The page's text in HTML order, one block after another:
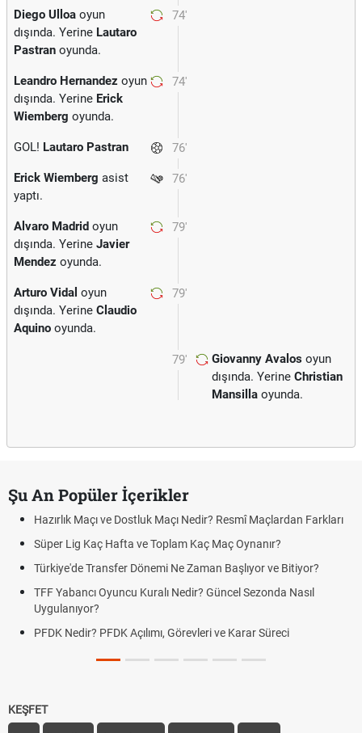
74'
Diego Ulloa oyun
dışında. Yerine Lautaro
Pastran oyunda.
74'
Leandro Hernandez oyun
dışında. Yerine Erick
Wiemberg oyunda.
76'
GOL! Lautaro Pastran
76'
Erick Wiemberg asist
yaptı.
79'
Alvaro Madrid oyun
dışında. Yerine Javier
Mendez oyunda.
79'
Arturo Vidal oyun
dışında. Yerine Claudio
Aquino oyunda.
79' Giovanny Avalos oyun
dışında. Yerine Christian
Mansilla oyunda.
Şu An Popüler İçerikler
Hazırlık Maçı ve Dostluk Maçı Nedir? Resmî Maçlardan Farkları
Süper Lig Kaç Hafta ve Toplam Kaç Maç Oynanır?
Türkiye'de Transfer Dönemi Ne Zaman Başlıyor ve Bitiyor?
TFF Yabancı Oyuncu Kuralı Nedir? Güncel Sezonda Nasıl
Uygulanıyor?
PFDK Nedir? PFDK Açılımı, Görevleri ve Karar Süreci
KEŞFET